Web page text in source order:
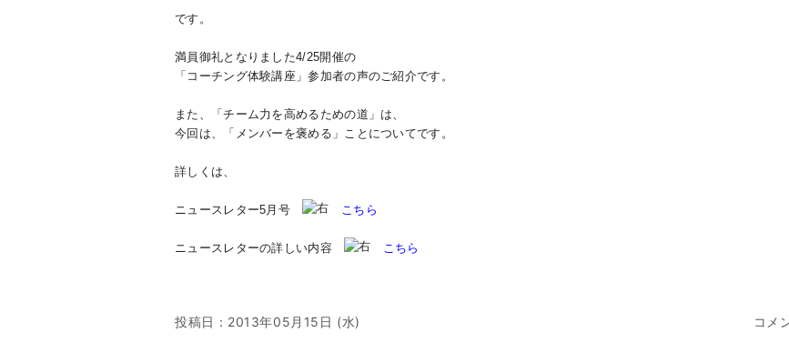
です。
満員御礼となりました4/25開催の
「コーチング体験講座」参加者の声のご紹介です。
また、「チーム力を高めるための道」は、
今回は、「メンバーを褒める」ことについてです。
詳しくは、
ニュースレター5月号 こちら
ニュースレターの詳しい内容 こちら
投稿日： 2013年05月15日 (水) コメ